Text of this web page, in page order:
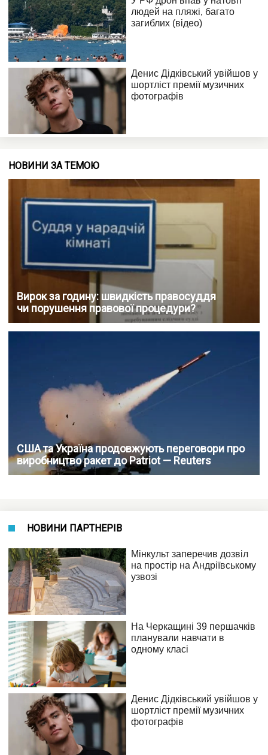
НОВИНИ ЗА ТЕМОЮ
Вирок за годину: швидкість правосуддя
чи порушення правової процедури?
США та Україна продовжують переговори про
виробництво ракет до Patriot — Reuters
НОВИНИ ПАРТНЕРІВ